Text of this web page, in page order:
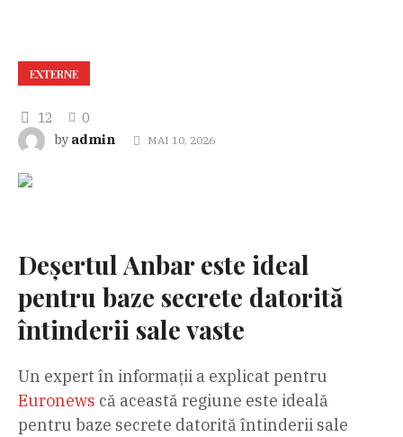
EXTERNE
12
0
by admin MAI 10, 2026
Deșertul Anbar este ideal
pentru baze secrete datorită
întinderii sale vaste
Un expert în informații a explicat pentru
Euronews că această regiune este ideală
pentru baze secrete datorită întinderii sale